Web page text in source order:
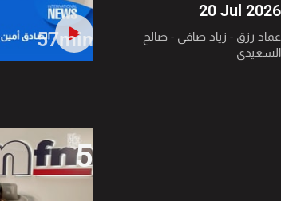
20 Jul 2026
عماد رزق - زياد صافي - صالح
السعيدي
57min
5